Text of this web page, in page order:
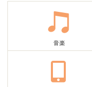
音楽